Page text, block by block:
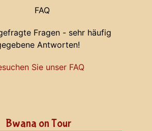
Fragen - sehr häufig
Antworten!
Sie unser FAQ
Bwana on Tour